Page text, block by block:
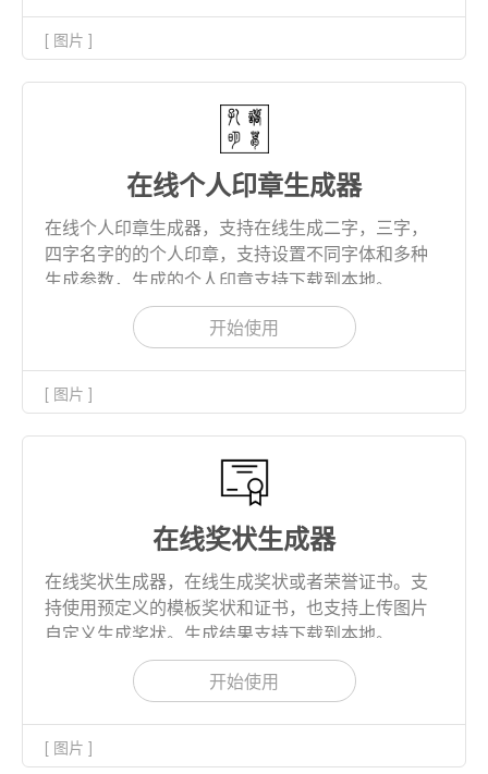
[ 图片 ]
在线个人印章生成器
在线个人印章生成器，支持在线生成二字，三字，
四字名字的的个人印章，支持设置不同字体和多种
生成参数，生成的个人印章支持下载到本地。
开始使用
[ 图片 ]
在线奖状生成器
在线奖状生成器，在线生成奖状或者荣誉证书。支
持使用预定义的模板奖状和证书，也支持上传图片
自定义生成奖状。生成结果支持下载到本地。
开始使用
[ 图片 ]